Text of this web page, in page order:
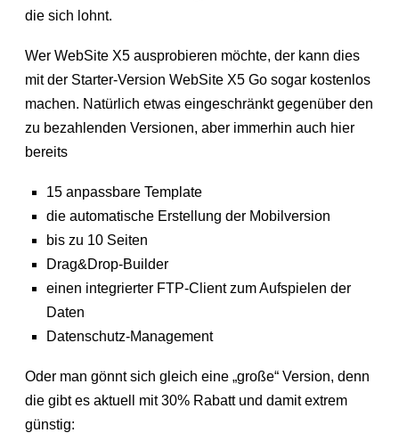
die sich lohnt.
Wer WebSite X5 ausprobieren möchte, der kann dies
mit der Starter-Version WebSite X5 Go sogar kostenlos
machen. Natürlich etwas eingeschränkt gegenüber den
zu bezahlenden Versionen, aber immerhin auch hier
bereits
15 anpassbare Template
die automatische Erstellung der Mobilversion
bis zu 10 Seiten
Drag&Drop-Builder
einen integrierter FTP-Client zum Aufspielen der
Daten
Datenschutz-Management
Oder man gönnt sich gleich eine „große“ Version, denn
die gibt es aktuell mit 30% Rabatt und damit extrem
günstig: